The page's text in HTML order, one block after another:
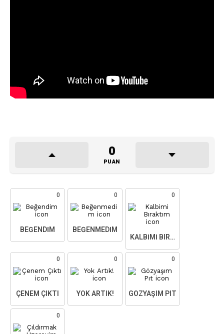
0
PUAN
0
BEĞENDIM
0
BEĞENMEDIM
0
KALBIMI BIRAKTIM
0
ÇENEM ÇIKTI
0
YOK ARTIK!
0
GÖZYAŞIM PIT
0